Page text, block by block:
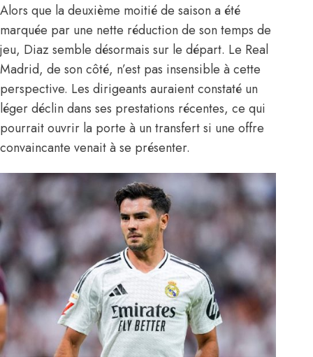
Alors que la deuxième moitié de saison a été
marquée par une nette réduction de son temps de
jeu, Diaz semble désormais sur le départ. Le Real
Madrid, de son côté, n’est pas insensible à cette
perspective. Les dirigeants auraient constaté un
léger déclin dans ses prestations récentes, ce qui
pourrait ouvrir la porte à un transfert si une offre
convaincante venait à se présenter.